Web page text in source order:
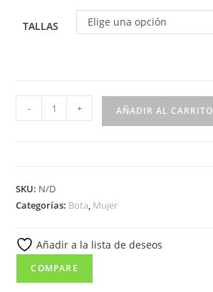
TALLAS Elige una opción
Botín
piel
con
de
color
marrón
- + AÑADIR AL CARRITO
SKU: N/D
Categorías: Bota, Mujer
Añadir a la lista de deseos
COMPARE